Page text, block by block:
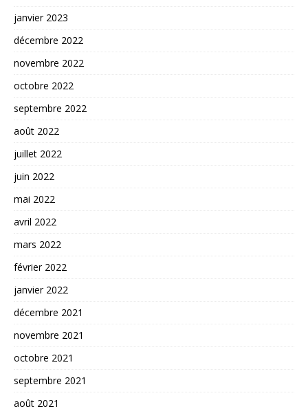
janvier 2023
décembre 2022
novembre 2022
octobre 2022
septembre 2022
août 2022
juillet 2022
juin 2022
mai 2022
avril 2022
mars 2022
février 2022
janvier 2022
décembre 2021
novembre 2021
octobre 2021
septembre 2021
août 2021